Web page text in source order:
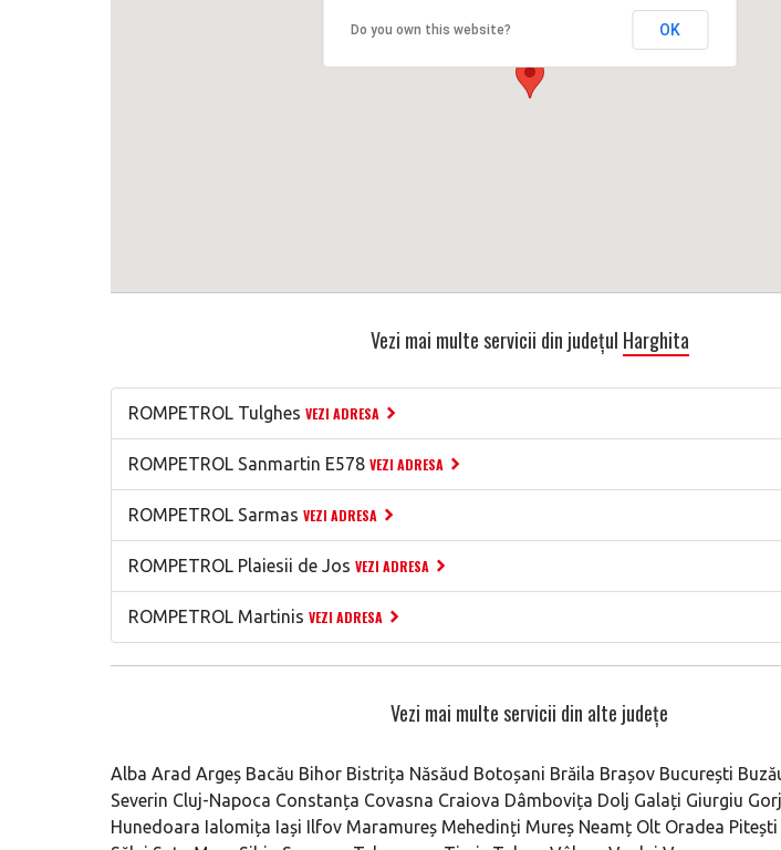
Do you own this website? OK
Vezi mai multe servicii din județul Harghita
ROMPETROL Tulghes VEZI ADRESA
ROMPETROL Sanmartin E578 VEZI ADRESA
ROMPETROL Sarmas VEZI ADRESA
ROMPETROL Plaiesii de Jos VEZI ADRESA
ROMPETROL Martinis VEZI ADRESA
Vezi mai multe servicii din alte județe
Alba Arad Argeș Bacău Bihor Bistrița Năsăud Botoșani Brăila Brașov București
Severin Cluj-Napoca Constanța Covasna Craiova Dâmbovița Dolj Galați Giurgiu Gorj
Hunedoara Ialomița Iași Ilfov Maramureș Mehedinți Mureș Neamț Olt Oradea Pitești